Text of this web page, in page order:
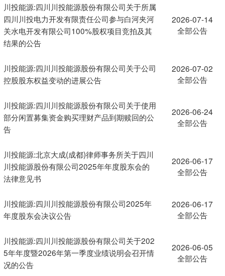
川投能源:四川川投能源股份有限公司关于所属
四川川投电力开发有限责任公司参与白河夹河
关水电开发有限公司100%股权项目竞拍及其
结果的公告
2026-07-14
全部公告
川投能源:四川川投能源股份有限公司关于公司
控股股东权益变动的进展公告
2026-07-02
全部公告
川投能源:四川川投能源股份有限公司关于使用
部分闲置募集资金购买理财产品到期赎回的公
告
2026-06-24
全部公告
川投能源:北京大成(成都)律师事务所关于四川
川投能源股份有限公司2025年年度股东会的
法律意见书
2026-06-17
全部公告
川投能源:四川川投能源股份有限公司2025年
年度股东会决议公告
2026-06-17
全部公告
川投能源:四川川投能源股份有限公司关于202
5年年度暨2026年第一季度业绩说明会召开情
况的公告
2026-06-05
全部公告